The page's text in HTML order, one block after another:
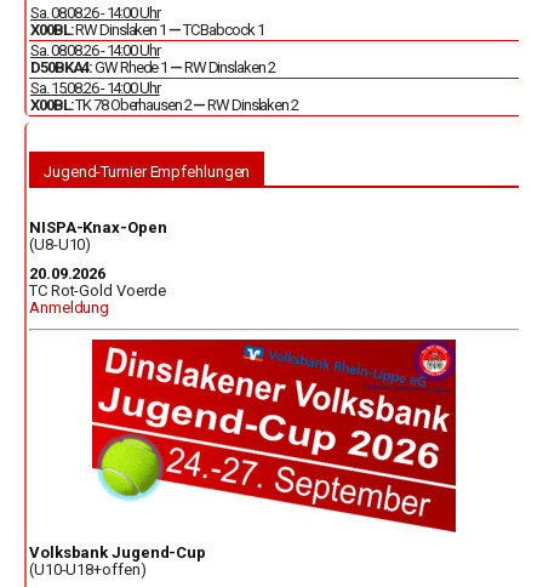
Sa. 08.08.26 - 14:00 Uhr
X00BL:RW Dinslaken 1 —TC Babcock 1
Sa. 08.08.26 - 14:00 Uhr
D50BKA4:GW Rhede 1 —RW Dinslaken 2
Sa. 15.08.26 - 14:00 Uhr
X00BL:TK 78 Oberhausen 2—RW Dinslaken 2
Jugend-Turnier Empfehlungen
NISPA-Knax-Open
(U8-U10)
20.09.2026
TC Rot-Gold Voerde
Anmeldung
Volksbank Jugend-Cup
(U10-U18+offen)